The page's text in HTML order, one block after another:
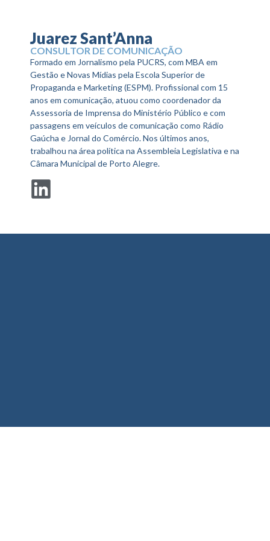
Juarez Sant’Anna
CONSULTOR DE COMUNICAÇÃO
Formado em Jornalismo pela PUCRS, com MBA em
Gestão e Novas Mídias pela Escola Superior de
Propaganda e Marketing (ESPM). Profissional com 15
anos em comunicação, atuou como coordenador da
Assessoria de Imprensa do Ministério Público e com
passagens em veículos de comunicação como Rádio
Gaúcha e Jornal do Comércio. Nos últimos anos,
trabalhou na área política na Assembleia Legislativa e na
Câmara Municipal de Porto Alegre.